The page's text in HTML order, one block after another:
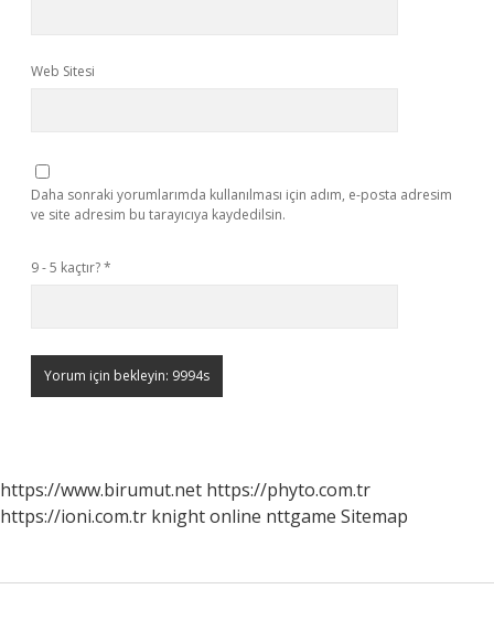
Web Sitesi
Daha sonraki yorumlarımda kullanılması için adım, e-posta adresim
ve site adresim bu tarayıcıya kaydedilsin.
9 - 5 kaçtır?*
https://www.birumut.net https://phyto.com.tr
https://ioni.com.tr knight online nttgame Sitemap